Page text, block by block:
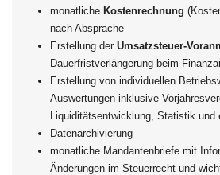
monatliche Kostenrechnung
nach Absprache
Erstellung der Umsatzsteuer-
Dauerfristverlängerung beim
Erstellung von individuellen
Auswertungen inklusive
Liquiditätsentwicklung, Statistik und
Datenarchivierung
monatliche Mandantenbriefe mit
Änderungen im Steuerrecht und